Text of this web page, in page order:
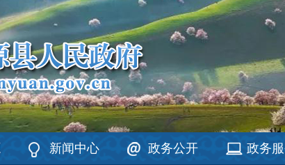
新闻中心 政务公开 政务